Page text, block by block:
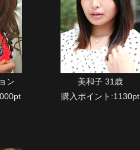
ン
美和子 31歳
購入ポイント:1130pt